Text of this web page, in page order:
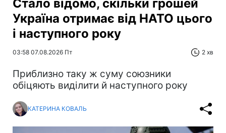
Стало відомо, скільки грошей
Україна отримає від НАТО цього
і наступного року
03:58 07.08.2026 Пт 2 хв
Приблизно таку ж суму союзники
обіцяють виділити й наступного року
КАТЕРИНА КОВАЛЬ